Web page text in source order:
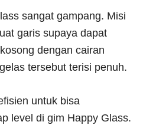
sangat gampang. Misi
garis supaya dapat
dengan cairan
tersebut terisi penuh.
untuk bisa
level di gim Happy Glass.